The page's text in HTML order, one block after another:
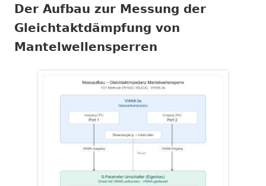
Der Aufbau zur Messung der
Gleichtaktdämpfung von
Mantelwellensperren